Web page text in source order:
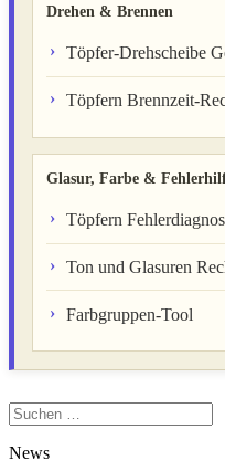
Drehen & Brennen
Töpfer-Drehscheibe
Töpfern Brennzeit-
Glasur, Farbe &
Töpfern
Ton und Glasuren
Farbgruppen-Tool
Suchen
nach:
News